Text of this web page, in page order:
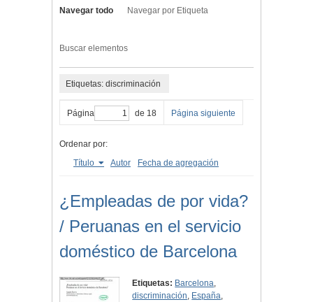
Navegar todo Navegar por Etiqueta
Buscar elementos
Etiquetas: discriminación
Página de 18 Página siguiente
Ordenar por:
Título
Autor Fecha de agregación
¿Empleadas de por vida?
/ Peruanas en el servicio
doméstico de Barcelona
Etiquetas: Barcelona,
discriminación, España,